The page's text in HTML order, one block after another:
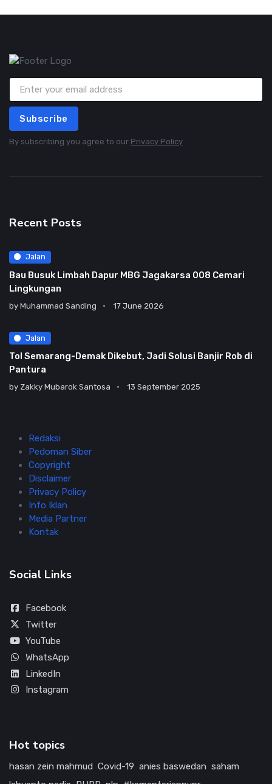
Subscribe
By subscribing you agree to our Privacy Policy
Recent Posts
Jalan
Bau Busuk Limbah Dapur MBG Jagakarsa 008 Cemari
Lingkungan
by Muhammad Sanding 17 June 2026
Jalan
Tol Semarang-Demak Dikebut, Jadi Solusi Banjir Rob di
Pantura
by Zakky Mubarok Santosa 13 September 2025
Redaksi
Pedoman Siber
Copyright
Disclaimer
Privacy Policy
Info Iklan
Media Partner
Kontak
Social Links
Facebook
Twitter
YouTube
WhatsApp
LinkedIn
Instagram
Hot topics
hasan zein mahmud Covid-19 anies baswedan saham